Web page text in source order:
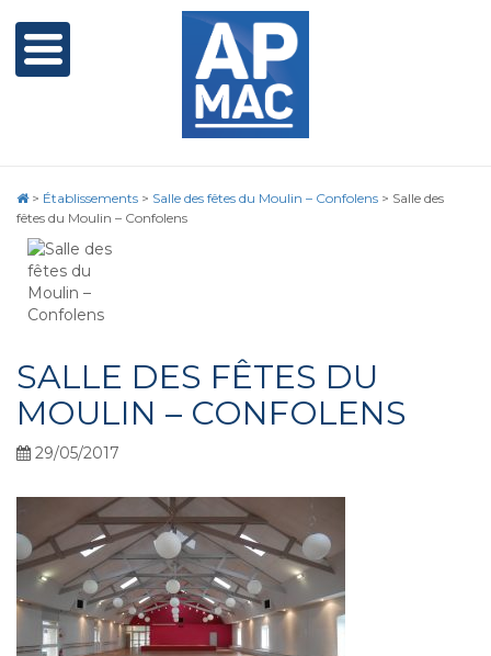
> Établissements > Salle des fêtes du Moulin – Confolens > Salle des
fêtes du Moulin – Confolens
SALLE DES FÊTES DU
MOULIN – CONFOLENS
29/05/2017